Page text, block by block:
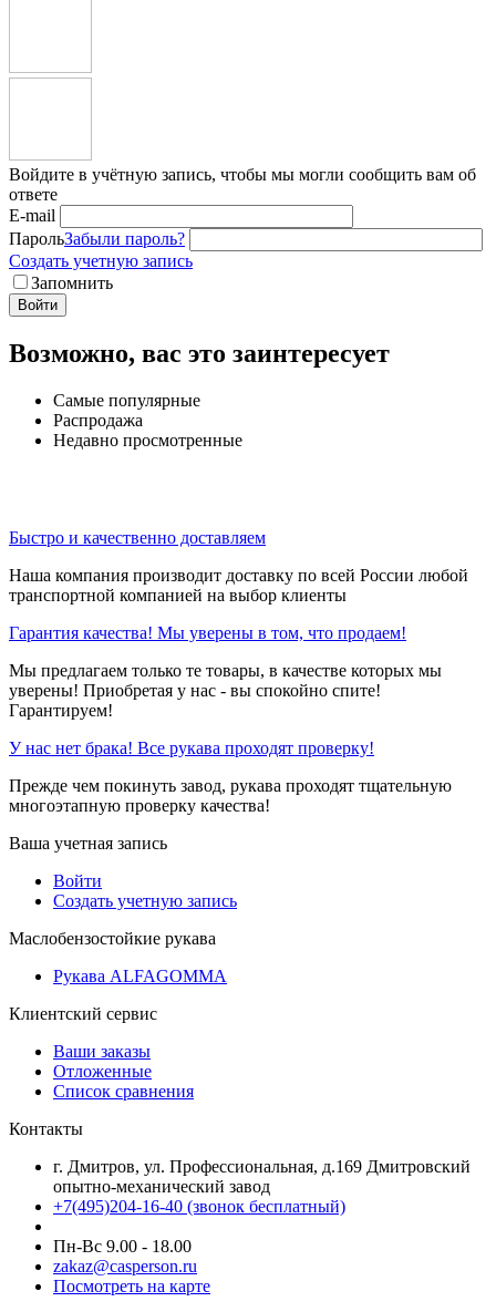
Войдите в учётную запись, чтобы мы могли сообщить вам об
ответе
E-mail
ПарольЗабыли пароль?
Создать учетную запись
Запомнить
Войти
Возможно, вас это заинтересует
Самые популярные
Распродажа
Недавно просмотренные
Быстро и качественно доставляем
Наша компания производит доставку по всей России любой
транспортной компанией на выбор клиенты
Гарантия качества! Мы уверены в том, что продаем!
Мы предлагаем только те товары, в качестве которых мы
уверены! Приобретая у нас - вы спокойно спите!
Гарантируем!
У нас нет брака! Все рукава проходят проверку!
Прежде чем покинуть завод, рукава проходят тщательную
многоэтапную проверку качества!
Ваша учетная запись
Войти
Создать учетную запись
Маслобензостойкие рукава
Рукава ALFAGOMMA
Клиентский сервис
Ваши заказы
Отложенные
Список сравнения
Контакты
г. Дмитров, ул. Профессиональная, д.169 Дмитровский
опытно-механический завод
+7(495)204-16-40 (звонок бесплатный)
Пн-Вс 9.00 - 18.00
zakaz@casperson.ru
Посмотреть на карте